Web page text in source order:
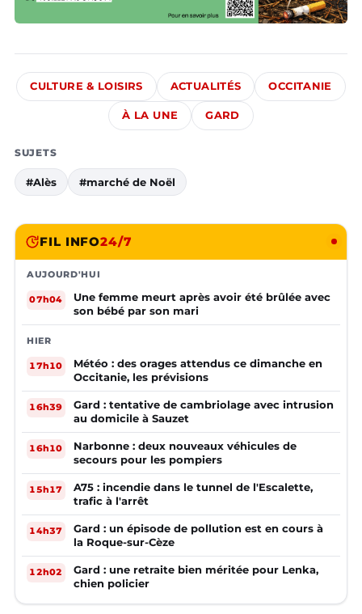
CULTURE & LOISIRS ACTUALITÉS OCCITANIE
À LA UNE GARD
SUJETS
#Alès #marché de Noël
FIL INFO24/7
AUJOURD'HUI
07h04
Une femme meurt après avoir été brûlée avec
son bébé par son mari
HIER
17h10
Météo : des orages attendus ce dimanche en
Occitanie, les prévisions
16h39
Gard : tentative de cambriolage avec intrusion
au domicile à Sauzet
16h10
Narbonne : deux nouveaux véhicules de
secours pour les pompiers
15h17
A75 : incendie dans le tunnel de l'Escalette,
trafic à l'arrêt
14h37
Gard : un épisode de pollution est en cours à
la Roque-sur-Cèze
12h02
Gard : une retraite bien méritée pour Lenka,
chien policier